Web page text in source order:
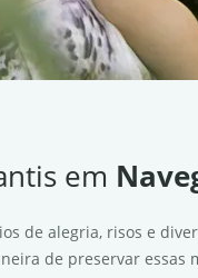
em
de alegria, risos e
de preservar essas